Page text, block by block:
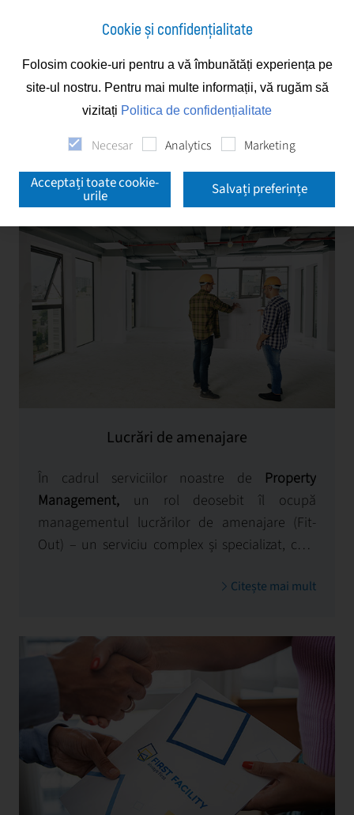
Servicii Property Management
Property Management
Lucrări de amenajare
În cadrul serviciilor noastre de Property
Management, un rol deosebit îl ocupă
managementul lucrărilor de amenajare (Fit-
Out) – un serviciu complex și specializat, care
estetică a spațiilor de birouri, în conformitate
Citește mai mult
Cookie și confidențialitate
Folosim cookie-uri pentru a vă îmbunătăți experiența pe
site-ul nostru. Pentru mai multe informații, vă rugăm să
vizitați Politica de confidențialitate
Necesar Analytics Marketing
Acceptați toate cookie-
urile Salvați preferințe